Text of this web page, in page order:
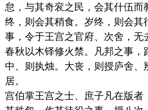
怠，与其奇衮之民，会其什伍而
终，则会其稍食。岁终，则会其
事，令于王宫之官府、次舍，无
春秋以木铎修火禁。凡邦之事，
中、则执烛。大丧，则授庐舍、
居。
宫伯掌王宫之士、庶子凡在版者